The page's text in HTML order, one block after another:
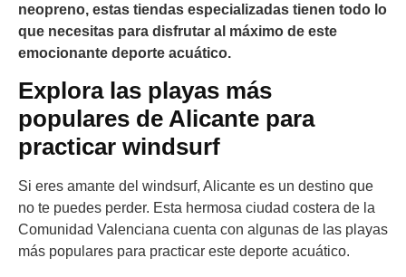
neopreno, estas tiendas especializadas tienen todo lo
que necesitas para disfrutar al máximo de este
emocionante deporte acuático.
Explora las playas más
populares de Alicante para
practicar windsurf
Si eres amante del windsurf, Alicante es un destino que
no te puedes perder. Esta hermosa ciudad costera de la
Comunidad Valenciana cuenta con algunas de las playas
más populares para practicar este deporte acuático.